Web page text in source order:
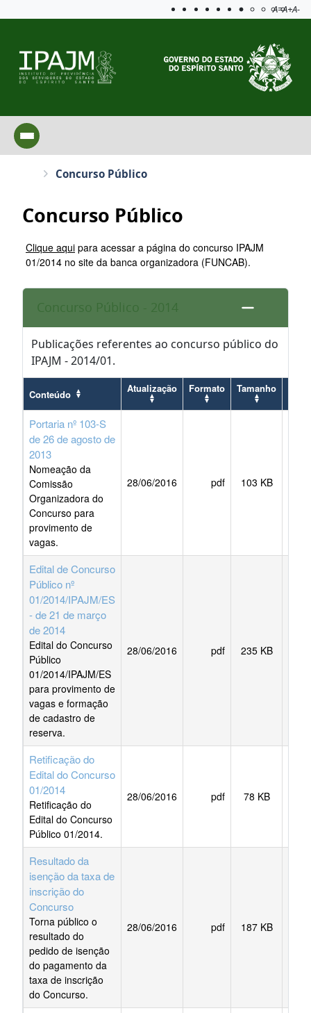
Aplicar
A=A+A-
Concurso Público
Concurso Público
Clique aqui para acessar a página do concurso IPAJM
01/2014 no site da banca organizadora (FUNCAB).
Concurso Público - 2014
Publicações referentes ao concurso público do
IPAJM - 2014/01.
Conteúdo Atualização Formato Tamanho
Portaria nº 103-S
de 26 de agosto de
2013
Nomeação da
Comissão
Organizadora do
Concurso para
provimento de
vagas.
28/06/2016 pdf 103 KB
Edital de Concurso
Público nº
01/2014/IPAJM/ES
- de 21 de março
de 2014
Edital do Concurso
Público
01/2014/IPAJM/ES
para provimento de
vagas e formação
de cadastro de
reserva.
28/06/2016 pdf 235 KB
Retificação do
Edital do Concurso
01/2014
Retificação do
Edital do Concurso
Público 01/2014.
28/06/2016 pdf 78 KB
Resultado da
isenção da taxa de
inscrição do
Concurso
Torna público o
resultado do
pedido de isenção
do pagamento da
taxa de inscrição
do Concurso.
28/06/2016 pdf 187 KB